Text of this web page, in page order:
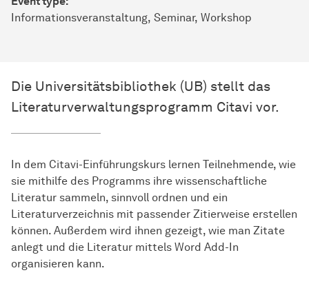
Informationsveranstaltung Seminar Workshop
Die Universitätsbibliothek (UB) stellt das
Literaturverwaltungsprogramm Citavi vor.
In dem Citavi-Einführungskurs lernen Teilnehmende, wie
sie mithilfe des Programms ihre wissenschaftliche
Literatur sammeln, sinnvoll ordnen und ein
Literaturverzeichnis mit passender Zitierweise erstellen
können. Außerdem wird ihnen gezeigt, wie man Zitate
anlegt und die Literatur mittels Word Add-In
organisieren kann.